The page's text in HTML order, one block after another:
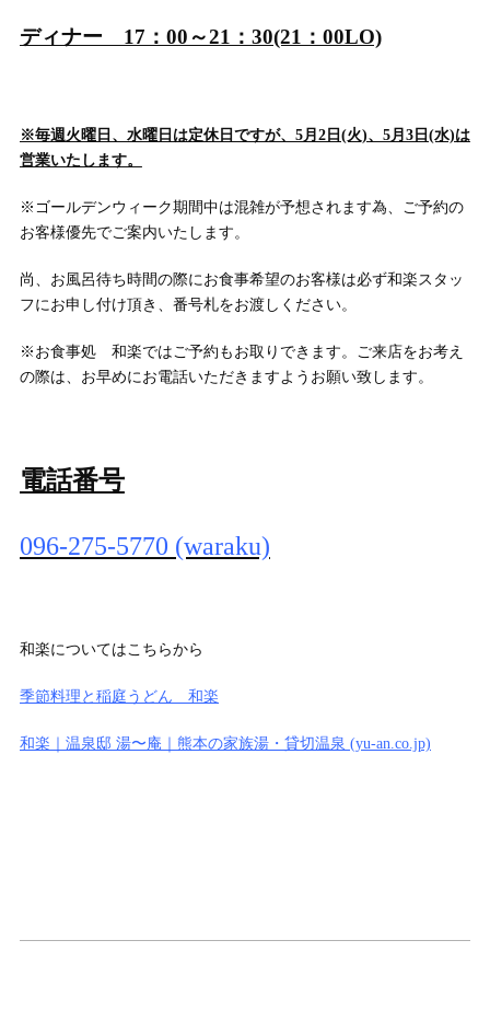
ディナー 17：00～21：30(21：00LO)
※毎週火曜日、水曜日は定休日ですが、5月2日(火)、5月3日(水)は
営業いたします。
※ゴールデンウィーク期間中は混雑が予想されます為、ご予約の
お客様優先でご案内いたします。
尚、お風呂待ち時間の際にお食事希望のお客様は必ず和楽スタッ
フにお申し付け頂き、番号札をお渡しください。
※お食事処 和楽ではご予約もお取りできます。ご来店をお考え
の際は、お早めにお電話いただきますようお願い致します。
電話番号
096-275-5770 (waraku)
和楽についてはこちらから
季節料理と稲庭うどん 和楽
和楽｜温泉邸 湯〜庵｜熊本の家族湯・貸切温泉 (yu-an.co.jp)